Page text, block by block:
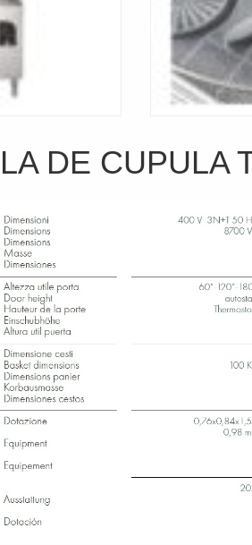
DE CUPULA